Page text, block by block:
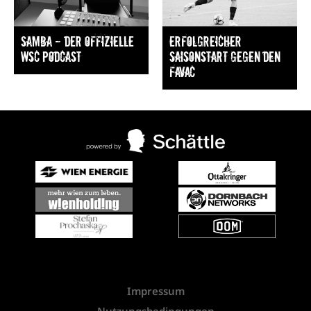
Samba — Der offizielle
WSC Podcast
Erfolgreicher
Saisonstart gegen den
FavAC
Impressum